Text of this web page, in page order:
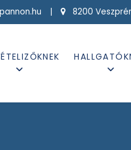
pannon.hu | 8200